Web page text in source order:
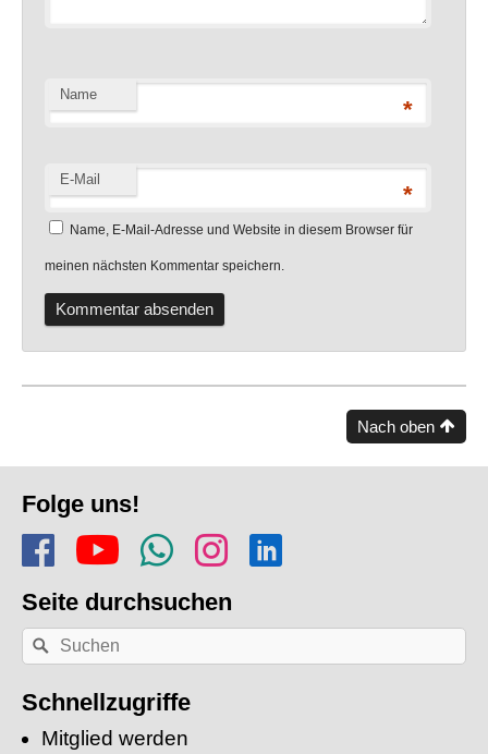
Name
*
E-Mail
*
Name, E-Mail-Adresse und Website in diesem Browser für
meinen nächsten Kommentar speichern.
Nach oben
Folge uns!
Folge uns auf Facebook
Finde uns auf YouTube
Folge dem Kanal
Folge uns auf
Seite durchsuchen
Nach
einem
suchen:
Suchen
Schnellzugriffe
Mitglied werden